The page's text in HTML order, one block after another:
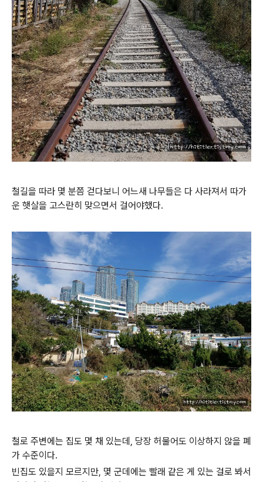
철길을 따라 몇 분쯤 걷다보니 어느새 나무들은 다 사라져서 따가
운 햇살을 고스란히 맞으면서 걸어야했다.
철로 주변에는 집도 몇 채 있는데, 당장 허물어도 이상하지 않을 폐
가 수준이다.
빈집도 있을지 모르지만, 몇 군데에는 빨래 같은 게 있는 걸로 봐서